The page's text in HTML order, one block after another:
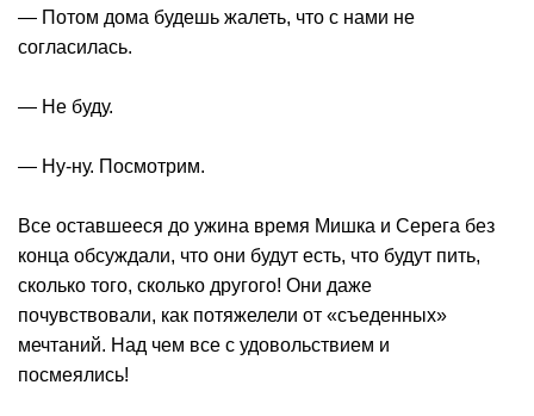
— Потом дома будешь жалеть, что с нами не
согласилась.
— Не буду.
— Ну-ну. Посмотрим.
Все оставшееся до ужина время Мишка и Серега без
конца обсуждали, что они будут есть, что будут пить,
сколько того, сколько другого! Они даже
почувствовали, как потяжелели от «съеденных»
мечтаний. Над чем все с удовольствием и
посмеялись!